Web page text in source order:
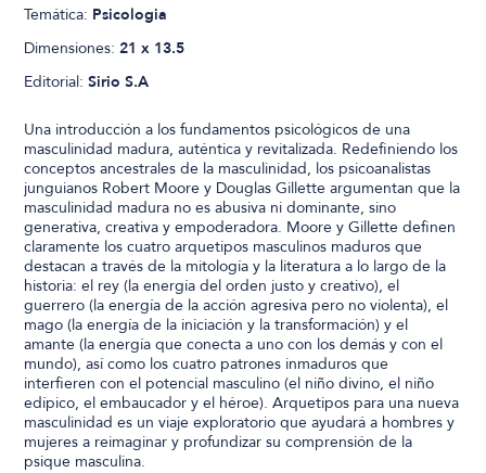
Temática: Psicologia
Dimensiones:21 x 13.5
Editorial:Sirio S.A
Una introducción a los fundamentos psicológicos de una
masculinidad madura, auténtica y revitalizada. Redefiniendo los
conceptos ancestrales de la masculinidad, los psicoanalistas
junguianos Robert Moore y Douglas Gillette argumentan que la
masculinidad madura no es abusiva ni dominante, sino
generativa, creativa y empoderadora. Moore y Gillette definen
claramente los cuatro arquetipos masculinos maduros que
destacan a través de la mitología y la literatura a lo largo de la
historia: el rey (la energía del orden justo y creativo), el
guerrero (la energía de la acción agresiva pero no violenta), el
mago (la energía de la iniciación y la transformación) y el
amante (la energía que conecta a uno con los demás y con el
mundo), así como los cuatro patrones inmaduros que
interfieren con el potencial masculino (el niño divino, el niño
edípico, el embaucador y el héroe). Arquetipos para una nueva
masculinidad es un viaje exploratorio que ayudará a hombres y
mujeres a reimaginar y profundizar su comprensión de la
psique masculina.